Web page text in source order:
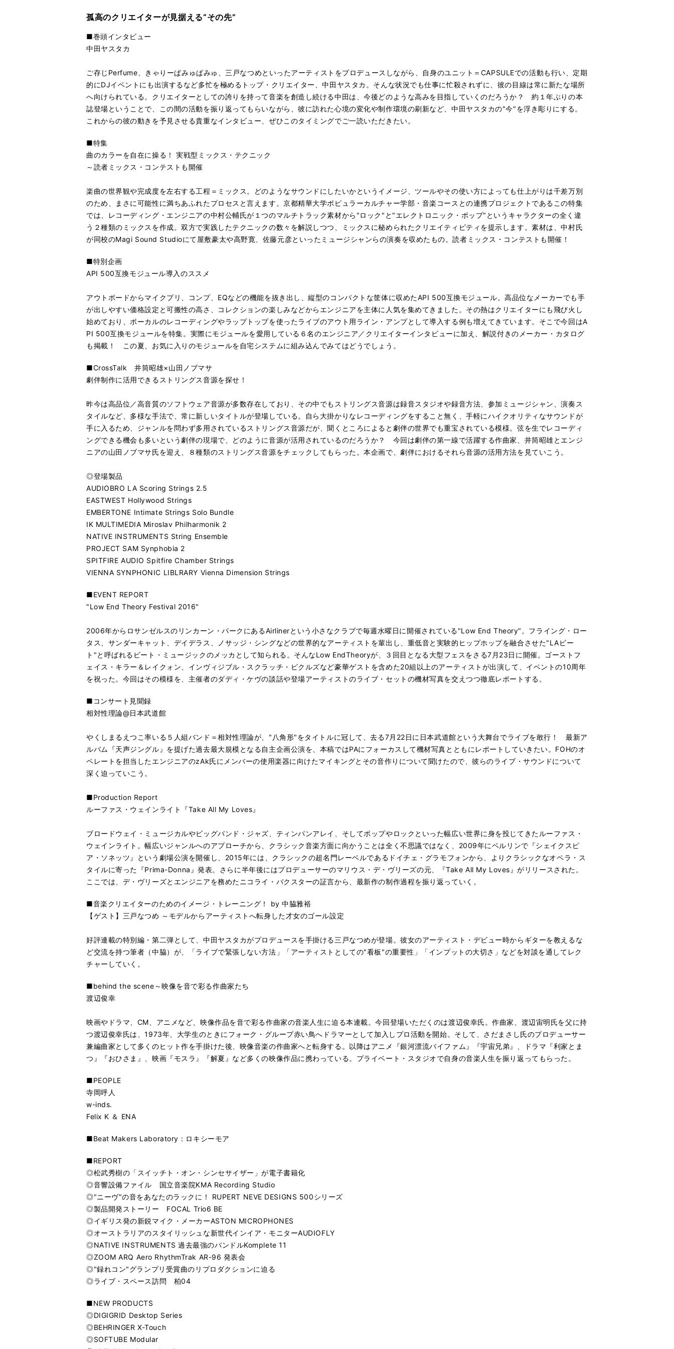
孤高のクリエイターが見据える“その先”
■巻頭インタビュー
中田ヤスタカ
ご存じPerfume、きゃりーぱみゅぱみゅ、三戸なつめといったアーティストをプロデュースしながら、自身のユニット＝CAPSULEでの活動も行い、定期
的にDJイベントにも出演するなど多忙を極めるトップ・クリエイター、中田ヤスタカ。そんな状況でも仕事に忙殺されずに、彼の目線は常に新たな場所
へ向けられている。クリエイターとしての誇りを持って音楽を創造し続ける中田は、今後どのような高みを目指していくのだろうか？ 約１年ぶりの本
誌登場ということで、この間の活動を振り返ってもらいながら、彼に訪れた心境の変化や制作環境の刷新など、中田ヤスタカの"今"を浮き彫りにする。
これからの彼の動きを予見させる貴重なインタビュー、ぜひこのタイミングでご一読いただきたい。
■特集
曲のカラーを自在に操る！ 実戦型ミックス・テクニック
～読者ミックス・コンテストも開催
楽曲の世界観や完成度を左右する工程＝ミックス。どのようなサウンドにしたいかというイメージ、ツールやその使い方によっても仕上がりは千差万別
のため、まさに可能性に満ちあふれたプロセスと言えます。京都精華大学ポピュラーカルチャー学部・音楽コースとの連携プロジェクトであるこの特集
では、レコーディング・エンジニアの中村公輔氏が１つのマルチトラック素材から"ロック"と"エレクトロニック・ポップ"というキャラクターの全く違
う２種類のミックスを作成。双方で実践したテクニックの数々を解説しつつ、ミックスに秘められたクリエイティビティを提示します。素材は、中村氏
が同校のMagi Sound Studioにて屋敷豪太や高野寛、佐藤元彦といったミュージシャンらの演奏を収めたもの。読者ミックス・コンテストも開催！
■特別企画
API 500互換モジュール導入のススメ
アウトボードからマイクプリ、コンプ、EQなどの機能を抜き出し、縦型のコンパクトな筐体に収めたAPI 500互換モジュール。高品位なメーカーでも手
が出しやすい価格設定と可搬性の高さ、コレクションの楽しみなどからエンジニアを主体に人気を集めてきました。その熱はクリエイターにも飛び火し
始めており、ボーカルのレコーディングやラップトップを使ったライブのアウト用ライン・アンプとして導入する例も増えてきています。そこで今回はA
PI 500互換モジュールを特集。実際にモジュールを愛用している６名のエンジニア／クリエイターインタビューに加え、解説付きのメーカー・カタログ
も掲載！ この夏、お気に入りのモジュールを自宅システムに組み込んでみてはどうでしょう。
■CrossTalk 井筒昭雄×山田ノブマサ
劇伴制作に活用できるストリングス音源を探せ！
昨今は高品位／高音質のソフトウェア音源が多数存在しており、その中でもストリングス音源は録音スタジオや録音方法、参加ミュージシャン、演奏ス
タイルなど、多様な手法で、常に新しいタイトルが登場している。自ら大掛かりなレコーディングをすること無く、手軽にハイクオリティなサウンドが
手に入るため、ジャンルを問わず多用されているストリングス音源だが、聞くところによると劇伴の世界でも重宝されている模様。弦を生でレコーディ
ングできる機会も多いという劇伴の現場で、どのように音源が活用されているのだろうか？ 今回は劇伴の第一線で活躍する作曲家、井筒昭雄とエンジ
ニアの山田ノブマサ氏を迎え、８種類のストリングス音源をチェックしてもらった。本企画で、劇伴におけるそれら音源の活用方法を見ていこう。
◎登場製品
AUDIOBRO LA Scoring Strings 2.5
EASTWEST Hollywood Strings
EMBERTONE Intimate Strings Solo Bundle
IK MULTIMEDIA Miroslav Philharmonik 2
NATIVE INSTRUMENTS String Ensemble
PROJECT SAM Synphobia 2
SPITFIRE AUDIO Spitfire Chamber Strings
VIENNA SYNPHONIC LIBLRARY Vienna Dimension Strings
■EVENT REPORT
"Low End Theory Festival 2016"
2006年からロサンゼルスのリンカーン・パークにあるAirlinerという小さなクラブで毎週水曜日に開催されている"Low End Theory"。フライング・ロー
タス、サンダーキャット、デイデラス、ノサッジ・シングなどの世界的なアーティストを輩出し、重低音と実験的ヒップホップを融合させた"LAビー
ト"と呼ばれるビート・ミュージックのメッカとして知られる。そんなLow EndTheoryが、３回目となる大型フェスをさる7月23日に開催。ゴーストフ
ェイス・キラー＆レイクォン、インヴィジブル・スクラッチ・ピクルズなど豪華ゲストを含めた20組以上のアーティストが出演して、イベントの10周年
を祝った。今回はその模様を、主催者のダディ・ケヴの談話や登場アーティストのライブ・セットの機材写真を交えつつ徹底レポートする。
■コンサート見聞録
相対性理論@日本武道館
やくしまるえつこ率いる５人組バンド＝相対性理論が、"八角形"をタイトルに冠して、去る7月22日に日本武道館という大舞台でライブを敢行！ 最新ア
ルバム『天声ジングル』を提げた過去最大規模となる自主企画公演を、本稿ではPAにフォーカスして機材写真とともにレポートしていきたい。FOHのオ
ペレートを担当したエンジニアのzAk氏にメンバーの使用楽器に向けたマイキングとその音作りについて聞けたので、彼らのライブ・サウンドについて
深く迫っていこう。
■Production Report
ルーファス・ウェインライト『Take All My Loves』
ブロードウェイ・ミュージカルやビッグバンド・ジャズ、ティンパンアレイ、そしてポップやロックといった幅広い世界に身を投じてきたルーファス・
ウェインライト。幅広いジャンルへのアプローチから、クラシック音楽方面に向かうことは全く不思議ではなく、2009年にベルリンで『シェイクスピ
ア・ソネッツ』という劇場公演を開催し、2015年には、クラシックの超名門レーベルであるドイチェ・グラモフォンから、よりクラシックなオペラ・ス
タイルに寄った『Prima-Donna』発表。さらに半年後にはプロデューサーのマリウス・デ・ヴリーズの元、『Take All My Loves』がリリースされた。
ここでは、デ・ヴリーズとエンジニアを務めたニコライ・バクスターの証言から、最新作の制作過程を振り返っていく。
■音楽クリエイターのためのイメージ・トレーニング！ by 中脇雅裕
【ゲスト】三戸なつめ ～モデルからアーティストへ転身した才女のゴール設定
好評連載の特別編・第二弾として、中田ヤスタカがプロデュースを手掛ける三戸なつめが登場。彼女のアーティスト・デビュー時からギターを教えるな
ど交流を持つ筆者（中脇）が、「ライブで緊張しない方法」「アーティストとしての"看板"の重要性」「インプットの大切さ」などを対談を通してレク
チャーしていく。
■behind the scene～映像を音で彩る作曲家たち
渡辺俊幸
映画やドラマ、CM、アニメなど、映像作品を音で彩る作曲家の音楽人生に迫る本連載。今回登場いただくのは渡辺俊幸氏。作曲家、渡辺宙明氏を父に持
つ渡辺俊幸氏は、1973年、大学生のときにフォーク・グループ赤い鳥へドラマーとして加入しプロ活動を開始。そして、さだまさし氏のプロデューサー
兼編曲家として多くのヒット作を手掛けた後、映像音楽の作曲家へと転身する。以降はアニメ『銀河漂流バイファム』『宇宙兄弟』、ドラマ『利家とま
つ』『おひさま』、映画『モスラ』『解夏』など多くの映像作品に携わっている。プライベート・スタジオで自身の音楽人生を振り返ってもらった。
■PEOPLE
寺岡呼人
w-inds.
Felix K ＆ ENA
■Beat Makers Laboratory：ロキシーモア
■REPORT
◎松武秀樹の「スイッチト・オン・シンセサイザー」が電子書籍化
◎音響設備ファイル 国立音楽院KMA Recording Studio
◎"ニーヴ"の音をあなたのラックに！ RUPERT NEVE DESIGNS 500シリーズ
◎製品開発ストーリー FOCAL Trio6 BE
◎イギリス発の新鋭マイク・メーカーASTON MICROPHONES
◎オーストラリアのスタイリッシュな新世代インイア・モニターAUDIOFLY
◎NATIVE INSTRUMENTS 過去最強のバンドルKomplete 11
◎ZOOM ARQ Aero RhythmTrak AR-96 発表会
◎"録れコン"グランプリ受賞曲のリプロダクションに迫る
◎ライブ・スペース訪問 柏04
■NEW PRODUCTS
◎DIGIGRID Desktop Series
◎BEHRINGER X-Touch
◎SOFTUBE Modular